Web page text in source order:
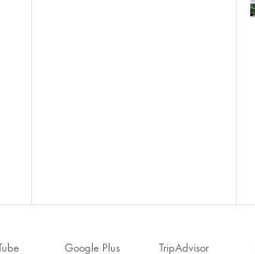
Google Plus TripAdvisor